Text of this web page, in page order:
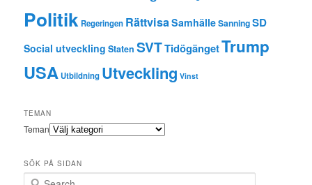
Politik Regeringen RättvisaSamhälleSanningSD
Social utveckling Staten SVTTidögängetTrump
USAUtbildning Utveckling Vinst
TEMAN
Teman
SÖK PÅ SIDAN
Search